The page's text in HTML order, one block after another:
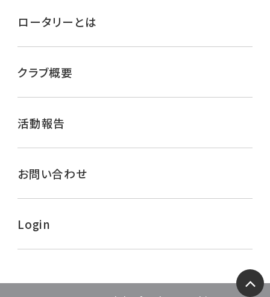
ロータリーとは
クラブ概要
活動報告
お問い合わせ
Login
ペー